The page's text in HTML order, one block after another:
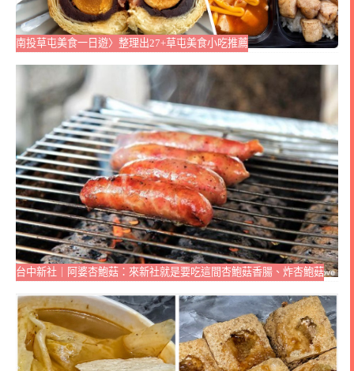
南投草屯美食一日遊〉整理出27+草屯美食小吃推薦
台中新社｜阿婆杏鮑菇：來新社就是要吃這間杏鮑菇香腸、炸杏鮑菇